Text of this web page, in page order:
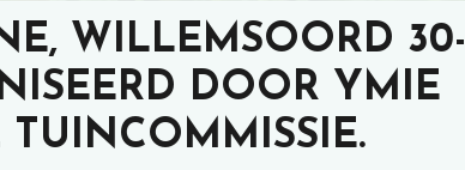
WILLEMSOORD 30-
DOOR YMIE
TUINCOMMISSIE.